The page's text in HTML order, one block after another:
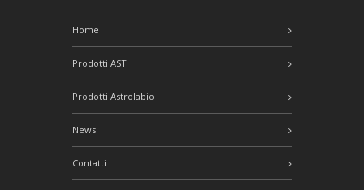
Home
Prodotti AST
Prodotti Astrolabio
News
Contatti